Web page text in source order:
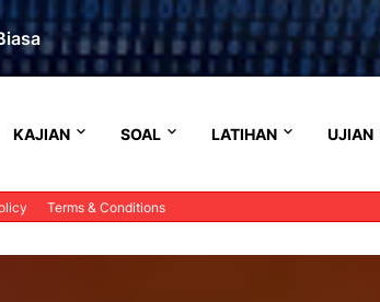
KAJIAN SOAL LATIHAN UJIAN
Terms & Conditions